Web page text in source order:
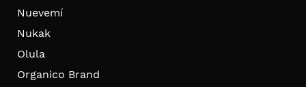
Nuevemí
Nukak
Olula
Organico Brand